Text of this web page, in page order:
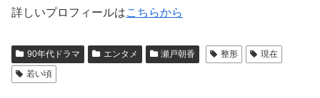
詳しいプロフィールはこちらから
90年代ドラマ エンタメ 瀬戸朝香 整形
現在
若い頃